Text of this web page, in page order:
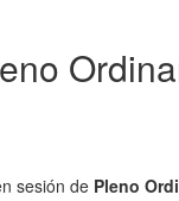
sesión de Pleno